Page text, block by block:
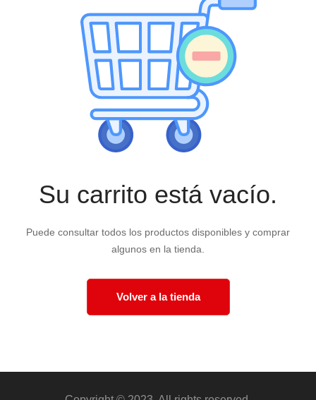
Su carrito está vacío.
Puede consultar todos los productos disponibles y comprar
algunos en la tienda.
Volver a la tienda